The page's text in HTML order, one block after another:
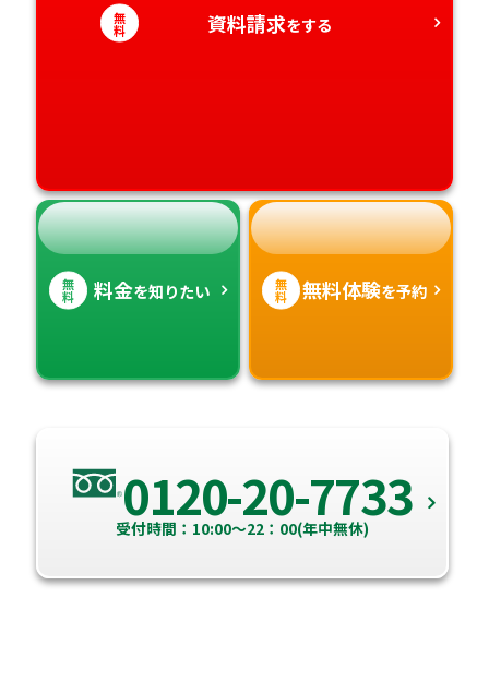
無
料 資料請求をする
無
料 料金を知りたい 無
料 無料体験を予約
0120-20-7733
受付時間：10:00～22：00(年中無休)